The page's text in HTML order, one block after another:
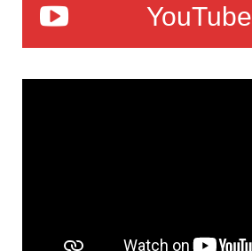
YouTube